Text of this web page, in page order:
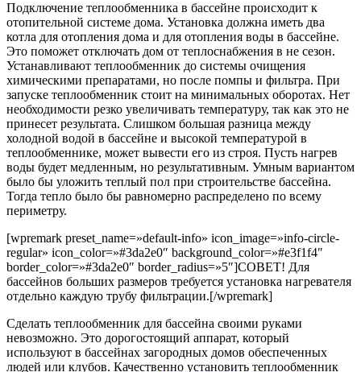
Подключение теплообменника в бассейне происходит к
отопительной системе дома. Установка должна иметь два
котла для отопления дома и для отопления воды в бассейне.
Это поможет отключать дом от теплоснабжения в не сезон.
Устанавливают теплообменник до системы очищения
химическими препаратами, но после помпы и фильтра. При
запуске теплообменник стоит на минимальных оборотах. Нет
необходимости резко увеличивать температуру, так как это не
принесет результата. Слишком большая разница между
холодной водой в бассейне и высокой температурой в
теплообменнике, может вывести его из строя. Пусть нагрев
воды будет медленным, но результативным. Умным вариантом
было бы уложить теплый пол при строительстве бассейна.
Тогда тепло было бы равномерно распределено по всему
периметру.
[wpremark preset_name=»default-info» icon_image=»info-circle-
regular» icon_color=»#3da2e0″ background_color=»#e3f1f4″
border_color=»#3da2e0″ border_radius=»5″]СОВЕТ! Для
бассейнов больших размеров требуется установка нагревателя
отдельно каждую трубу фильтрации.[/wpremark]
Сделать теплообменник для бассейна своими руками
невозможно. Это дорогостоящий аппарат, который
используют в бассейнах загородных домов обеспеченных
людей или клубов. Качественно установить теплообменник